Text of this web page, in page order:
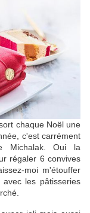
chaque Noël une
c'est carrément
Michalak. Oui la
régaler 6 convives
moi m'étouffer
les pâtisseries